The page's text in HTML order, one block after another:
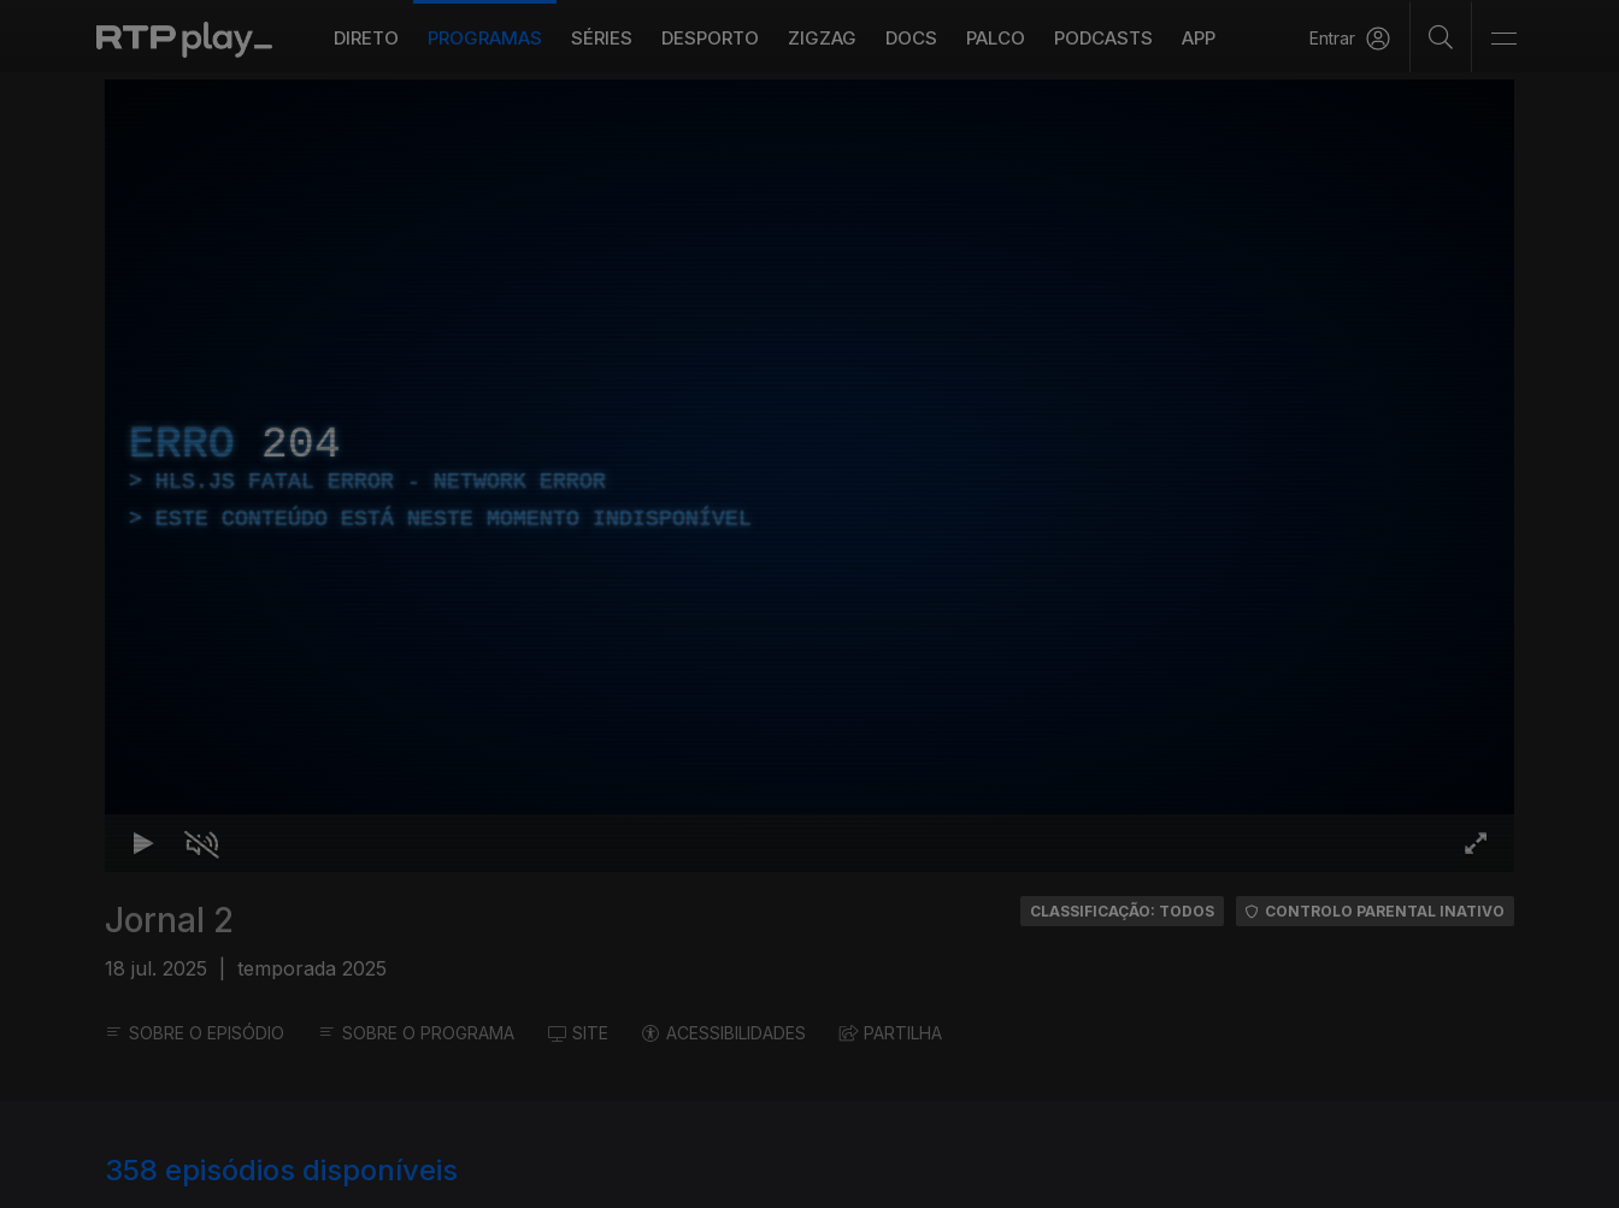
DIRETO PROGRAMAS SÉRIES DESPORTO ZIGZAG DOCS PALCO PODCASTS APP Entrar
ERRO 204
HLS.JS FATAL ERROR - NETWORK ERROR
ESTE CONTEÚDO ESTÁ NESTE MOMENTO INDISPONÍVEL
Jornal 2
18 jul. 2025 temporada 2025
CLASSIFICAÇÃO: TODOS CONTROLO PARENTAL INATIVO
SOBRE O EPISÓDIO SOBRE O PROGRAMA SITE ACESSIBILIDADES PARTILHA
358 episódios disponíveis